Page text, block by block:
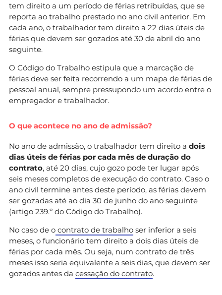
tem direito a um período de férias retribuídas, que se
reporta ao trabalho prestado no ano civil anterior. Em
cada ano, o trabalhador tem direito a 22 dias úteis de
férias que devem ser gozados até 30 de abril do ano
seguinte.
O Código do Trabalho estipula que a marcação de
férias deve ser feita recorrendo a um mapa de férias de
pessoal anual, sempre pressupondo um acordo entre o
empregador e trabalhador.
O que acontece no ano de admissão?
No ano de admissão, o trabalhador tem direito a dois
dias úteis de férias por cada mês de duração do
contrato, até 20 dias, cujo gozo pode ter lugar após
seis meses completos de execução do contrato. Caso o
ano civil termine antes deste período, as férias devem
ser gozadas até ao dia 30 de junho do ano seguinte
(artigo 239.º do Código do Trabalho).
No caso de o contrato de trabalho ser inferior a seis
meses, o funcionário tem direito a dois dias úteis de
férias por cada mês. Ou seja, num contrato de três
meses isso seria equivalente a seis dias, que devem ser
gozados antes da cessação do contrato.